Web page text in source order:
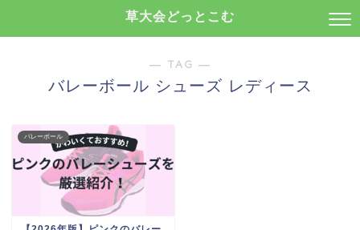
草大会どっとこむ
― TAG ―
バレーボール シューズ レディース
バレーボール